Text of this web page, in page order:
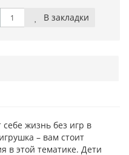
В закладки
жизнь без игр в
– вам стоит
в этой тематике. Дети